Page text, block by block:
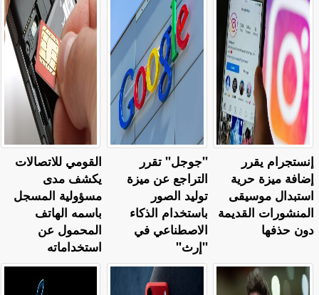
القومي للاتصالات
يكشف مدى
مسؤولية المسجل
باسمه الهاتف
المحمول عن
استخداماته
"جوجل" تقرر
التراجع عن ميزة
توليد الصور
باستخدام الذكاء
الاصطناعي في
"إرث"
إنستجرام يقرر
إضافة ميزة حرية
استبدال موسيقى
المنشورات القديمة
دون حذفها